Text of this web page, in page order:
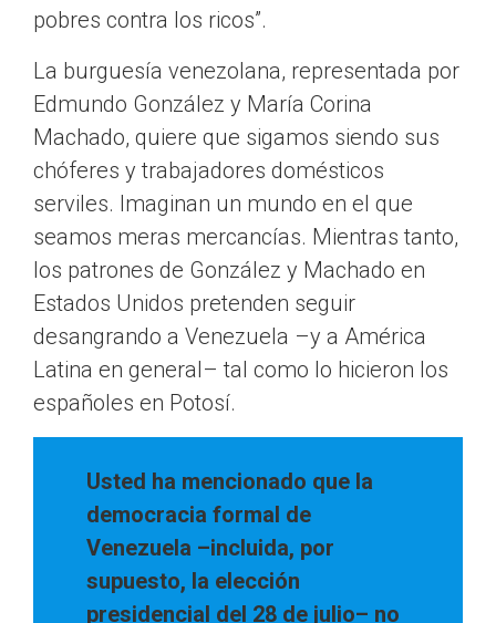
pobres contra los ricos”.
La burguesía venezolana, representada por
Edmundo González y María Corina
Machado, quiere que sigamos siendo sus
chóferes y trabajadores domésticos
serviles. Imaginan un mundo en el que
seamos meras mercancías. Mientras tanto,
los patrones de González y Machado en
Estados Unidos pretenden seguir
desangrando a Venezuela –y a América
Latina en general– tal como lo hicieron los
españoles en Potosí.
Usted ha mencionado que la
democracia formal de
Venezuela –incluida, por
supuesto, la elección
presidencial del 28 de julio– no